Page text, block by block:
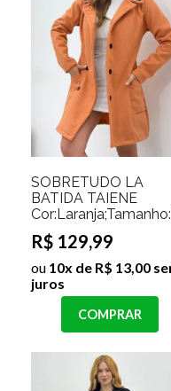
SOBRETUDO LÃ
BATIDA TAIENE
R$ 129,99
ou 10x de R$ 13,00
juros
COMPRAR